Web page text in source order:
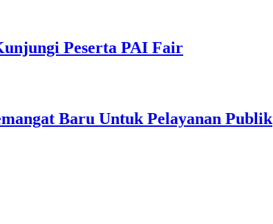
Peserta PAI Fair
Baru Untuk Pelayanan Publik